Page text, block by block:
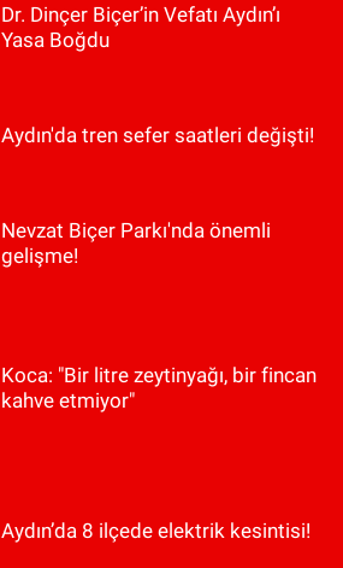
Dr. Dinçer Biçer’in Vefatı Aydın’ı
Yasa Boğdu
Aydın'da tren sefer saatleri değişti!
Nevzat Biçer Parkı'nda önemli
gelişme!
Koca: "Bir litre zeytinyağı, bir fincan
kahve etmiyor"
Aydın’da 8 ilçede elektrik kesintisi!